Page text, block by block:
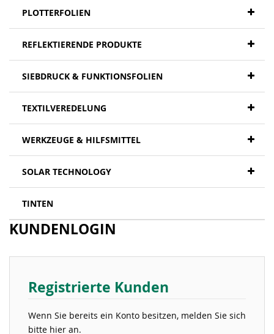
PLOTTERFOLIEN
REFLEKTIERENDE PRODUKTE
SIEBDRUCK & FUNKTIONSFOLIEN
TEXTILVEREDELUNG
WERKZEUGE & HILFSMITTEL
SOLAR TECHNOLOGY
TINTEN
KUNDENLOGIN
Registrierte Kunden
Wenn Sie bereits ein Konto besitzen, melden Sie sich
bitte hier an.